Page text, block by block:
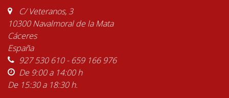
C/ Veteranos, 3
10300 Navalmoral de la Mata
Cáceres
España
927 530 610 - 659 166 976
De 9:00 a 14:00 h
De 15:30 a 18:30 h.